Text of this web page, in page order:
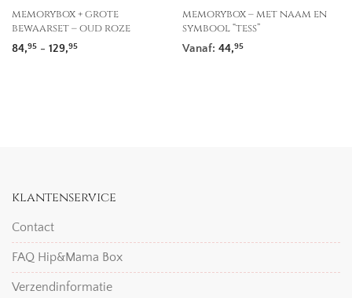
memorybox + grote
bewaarset – oud roze
84,95 - 129,95Prijsklasse: 84,95 tot 129,95
memorybox – met naam en
symbool “tess”
Vanaf: 44,95
klantenservice
Contact
FAQ Hip&Mama Box
Verzendinformatie